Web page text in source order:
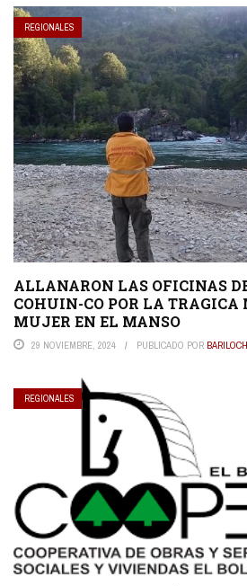
REGIONALES
ALLANARON LAS OFICINAS
COHUIN-CO POR LA TRAGICA
MUJER EN EL MANSO
29 NOVIEMBRE, 2024 PUBLICADO POR
REGIONALES